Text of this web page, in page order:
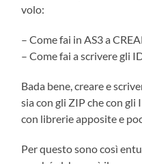
volo:
– Come fai in AS3 a
– Come fai a scrivere gli
Bada bene, creare e
sia con gli ZIP che con gli
con librerie apposite e
Per questo sono così